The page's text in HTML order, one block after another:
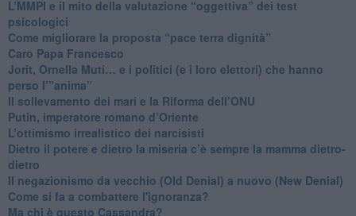
​L’MMPI e il mito della valutazione “oggettiva” dei test
psicologici
Come migliorare la proposta “pace terra dignità”
Caro Papa Francesco
​Jorit, Ornella Muti… e i politici (e i loro elettori) che hanno
perso l’”anima”
​Il sollevamento dei mari e la Riforma dell’ONU
Putin, imperatore romano d’Oriente
​L’ottimismo irrealistico dei narcisisti
​Dietro il potere e dietro la miseria c’è sempre la mamma dietro-
dietro
Il negazionismo da vecchio (Old Denial) a nuovo (New Denial)
Come si fa a combattere l'ignoranza?
Ma chi è questo Cassandra?